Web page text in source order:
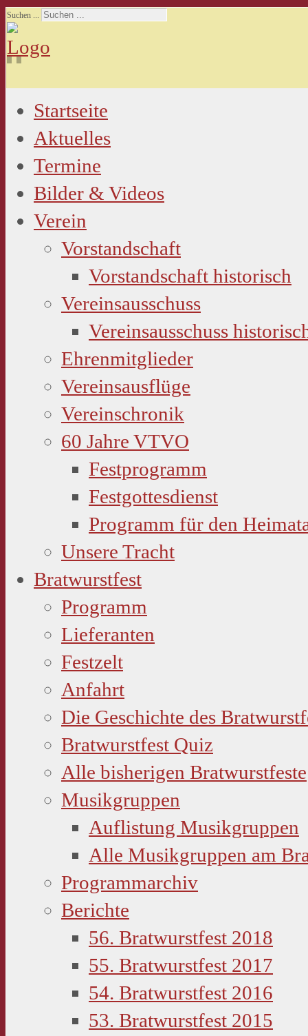
Suchen ...
Startseite
Aktuelles
Termine
Bilder & Videos
Verein
Vorstandschaft
Vorstandschaft historisch
Vereinsausschuss
Vereinsausschuss
Ehrenmitglieder
Vereinsausflüge
Vereinschronik
60 Jahre VTVO
Festprogramm
Festgottesdienst
Programm für den
Unsere Tracht
Bratwurstfest
Programm
Lieferanten
Festzelt
Anfahrt
Die Geschichte des
Bratwurstfest Quiz
Alle bisherigen Bratwurstfeste
Musikgruppen
Auflistung Musikgruppen
Alle Musikgruppen am
Programmarchiv
Berichte
56. Bratwurstfest 2018
55. Bratwurstfest 2017
54. Bratwurstfest 2016
53. Bratwurstfest 2015